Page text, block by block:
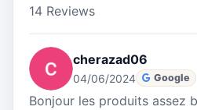
14 Reviews
cherazad06
04/06/2024 Google
Bonjour les produits assez